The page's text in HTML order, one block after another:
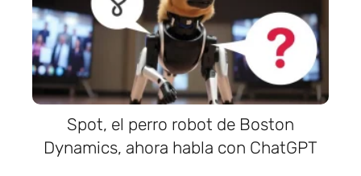
Spot, el perro robot de Boston
Dynamics, ahora habla con ChatGPT